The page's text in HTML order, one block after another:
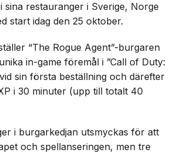
sina restauranger i Sverige, Norge
start idag den 25 oktober.
“The Rogue Agent”-burgaren
in-game föremål i ”Call of Duty:
sin första beställning och därefter
i 30 minuter (upp till totalt 40
i burgarkedjan utsmyckas för att
och spellanseringen, men tre